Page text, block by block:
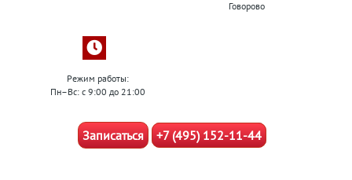
Говорово
Режим работы:
Пн–Вс: с 9:00 до 21:00
Записаться +7 (495) 152-11-44